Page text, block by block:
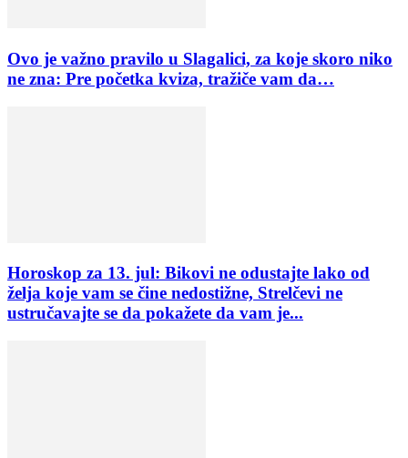
Ovo je važno pravilo u Slagalici, za koje skoro niko
ne zna: Pre početka kviza, tražiče vam da…
Horoskop za 13. jul: Bikovi ne odustajte lako od
želja koje vam se čine nedostižne, Strelčevi ne
ustručavajte se da pokažete da vam je...